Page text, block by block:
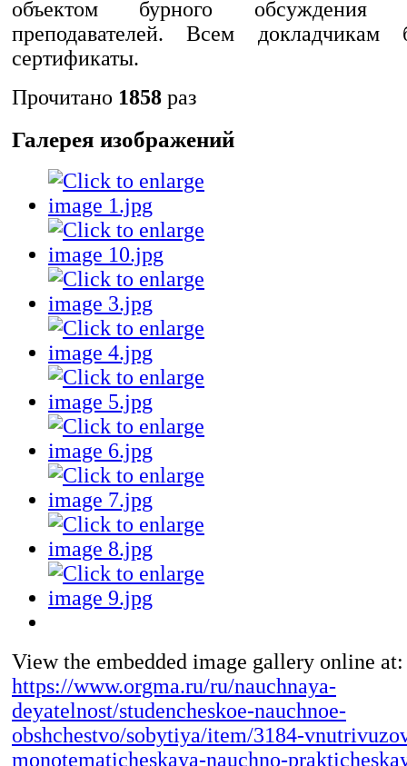
объектом бурного обсуждения
преподавателей. Всем
сертификаты.
Прочитано 1858 раз
Галерея изображений
View the embedded image gallery online at:
https://www.orgma.ru/ru/nauchnaya-
deyatelnost/studencheskoe-nauchnoe-
obshchestvo/sobytiya/item/3184-
monotematicheskaya-nauchno-